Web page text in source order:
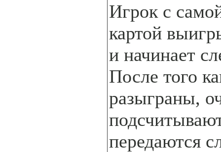
Игрок с
картой
и начинает
После того
разыграны,
передаются